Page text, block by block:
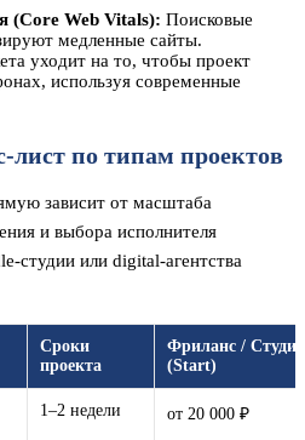
(Core Web Vitals): Поисковые
медленные сайты.
уходит на то, чтобы проект
используя современные
по типам проектов
зависит от масштаба
и выбора исполнителя
студии или digital-агентства
Сроки
проекта
Фриланс / Студии
(Start)
1–2 недели от 20 000 ₽